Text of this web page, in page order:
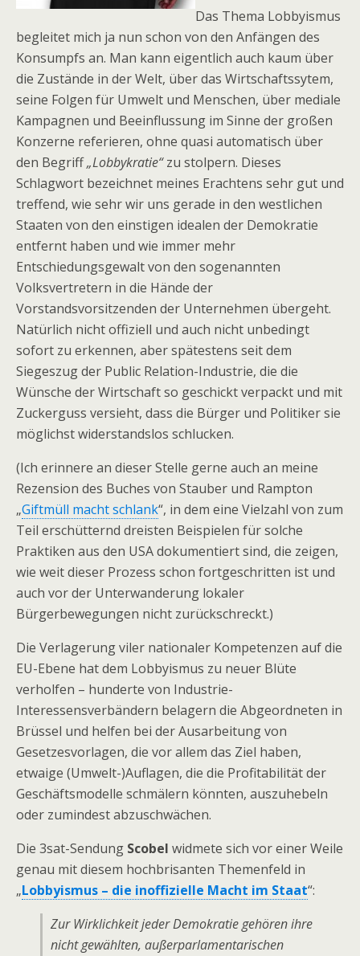
Das Thema Lobbyismus
begleitet mich ja nun schon von den Anfängen des
Konsumpfs an. Man kann eigentlich auch kaum über
die Zustände in der Welt, über das Wirtschaftssytem,
seine Folgen für Umwelt und Menschen, über mediale
Kampagnen und Beeinflussung im Sinne der großen
Konzerne referieren, ohne quasi automatisch über
den Begriff„Lobbykratie“zu stolpern. Dieses
Schlagwort bezeichnet meines Erachtens sehr gut und
treffend, wie sehr wir uns gerade in den westlichen
Staaten von den einstigen idealen der Demokratie
entfernt haben und wie immer mehr
Entschiedungsgewalt von den sogenannten
Volksvertretern in die Hände der
Vorstandsvorsitzenden der Unternehmen übergeht.
Natürlich nicht offiziell und auch nicht unbedingt
sofort zu erkennen, aber spätestens seit dem
Siegeszug der Public Relation-Industrie, die die
Wünsche der Wirtschaft so geschickt verpackt und mit
Zuckerguss versieht, dass die Bürger und Politiker sie
möglichst widerstandslos schlucken.
(Ich erinnere an dieser Stelle gerne auch an meine
Rezension des Buches von Stauber und Rampton
„Giftmüll macht schlank“, in dem eine Vielzahl von zum
Teil erschütternd dreisten Beispielen für solche
Praktiken aus den USA dokumentiert sind, die zeigen,
wie weit dieser Prozess schon fortgeschritten ist und
auch vor der Unterwanderung lokaler
Bürgerbewegungen nicht zurückschreckt.)
Die Verlagerung viler nationaler Kompetenzen auf die
EU-Ebene hat dem Lobbyismus zu neuer Blüte
verholfen – hunderte von Industrie-
Interessensverbändern belagern die Abgeordneten in
Brüssel und helfen bei der Ausarbeitung von
Gesetzesvorlagen, die vor allem das Ziel haben,
etwaige (Umwelt-)Auflagen, die die Profitabilität der
Geschäftsmodelle schmälern könnten, auszuhebeln
oder zumindest abzuschwächen.
Die 3sat-Sendung Scobel widmete sich vor einer Weile
genau mit diesem hochbrisanten Themenfeld in
„Lobbyismus – die inoffizielle Macht im Staat“:
Zur Wirklichkeit jeder Demokratie gehören ihre
nicht gewählten, außerparlamentarischen